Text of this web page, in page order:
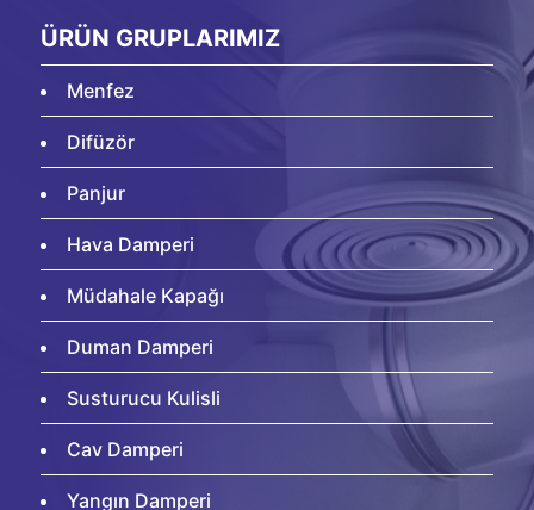
ÜRÜN GRUPLARIMIZ
Menfez
Difüzör
Panjur
Hava Damperi
Müdahale Kapağı
Duman Damperi
Susturucu Kulisli
Cav Damperi
Yangın Damperi